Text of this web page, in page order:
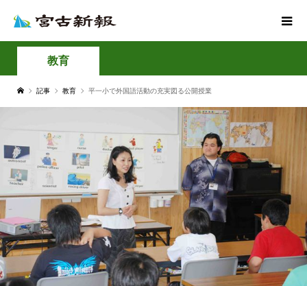
教育
記事 教育 平一小で外国語活動の充実図る公開授業